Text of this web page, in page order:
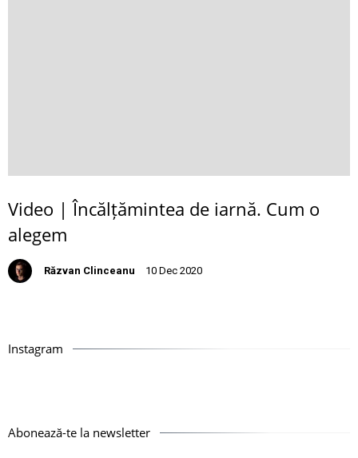
Video | Încălțămintea de iarnă. Cum o
alegem
Răzvan Clinceanu 10 Dec 2020
Instagram
Abonează-te la newsletter